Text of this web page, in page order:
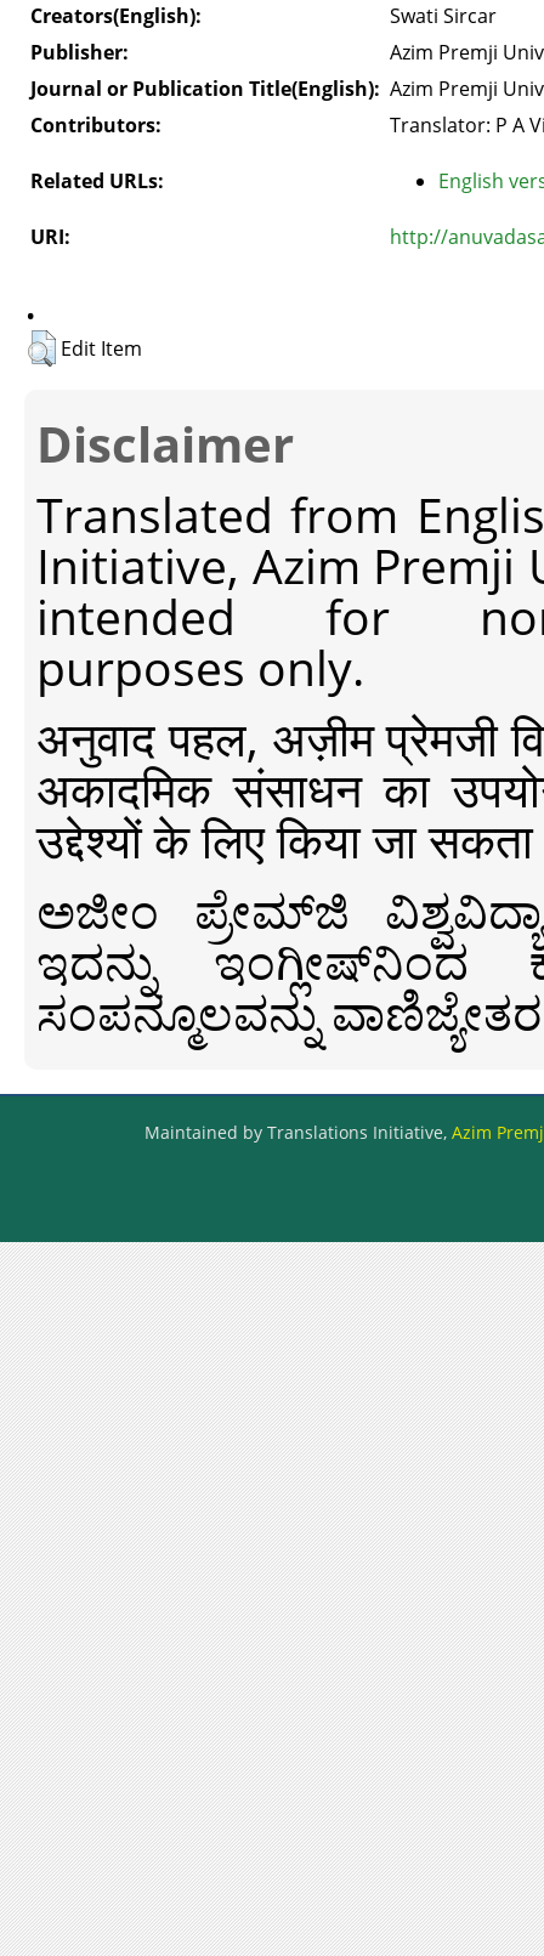
Creators(English):
Swati Sircar
Publisher:
Azim Premji
Journal or Publication Title(English): Azim Premji
Contributors:
Translator: P A
Related URLs: English
URI: http://
.
Edit Item
Disclaimer
Translated from
Initiative, Azim Premji
intended for non-
purposes only.
अनुवाद पहल, अज़ीम प्रेमजी
अकादमिक संसाधन का
उद्देश्यों के लिए किया जा
ಅಜೀಂ ಪ್ರೇಮ್‍ಜಿ
ಇದನ್ನು ಇಂಗ್ಲೀಷ್‍ನಿಂದ
ಸಂಪನ್ಮೂಲವನ್ನು
Maintained by Translations Initiative, Azim